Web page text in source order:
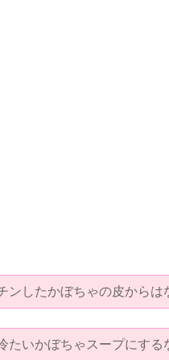
ンしたかぼちゃの皮からは
たいかぼちゃスープにす